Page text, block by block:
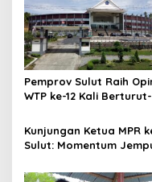
Pemprov Sulut Raih
WTP ke-12 Kali Berturut-
yang Sehat dan
Kunjungan Ketua MPR
Sulut: Momentum
Pembangunan Desa